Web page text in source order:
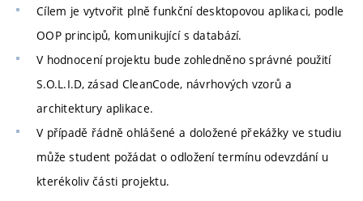
Cílem je vytvořit plně funkční desktopovou aplikaci, podle
OOP principů, komunikující s databází.
V hodnocení projektu bude zohledněno správné použití
S.O.L.I.D, zásad CleanCode, návrhových vzorů a
architektury aplikace.
V případě řádně ohlášené a doložené překážky ve studiu
může student požádat o odložení termínu odevzdání u
kterékoliv části projektu.